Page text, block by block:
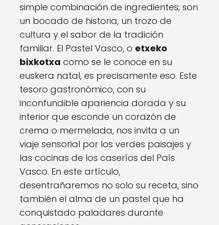
simple combinación de ingredientes; son
un bocado de historia, un trozo de
cultura y el sabor de la tradición
familiar. El Pastel Vasco, o etxeko
bixkotxa como se le conoce en su
euskera natal, es precisamente eso. Este
tesoro gastronómico, con su
inconfundible apariencia dorada y su
interior que esconde un corazón de
crema o mermelada, nos invita a un
viaje sensorial por los verdes paisajes y
las cocinas de los caseríos del País
Vasco. En este artículo,
desentrañaremos no solo su receta, sino
también el alma de un pastel que ha
conquistado paladares durante